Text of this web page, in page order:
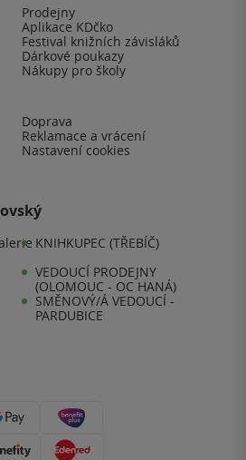
Prodejny
Aplikace KDčko
Festival knižních závisláků
Dárkové poukazy
Nákupy pro školy
Doprava
Reklamace a vrácení
Nastavení cookies
KNIHKUPEC (TŘEBÍČ)
VEDOUCÍ PRODEJNY
(OLOMOUC - OC HANÁ)
SMĚNOVÝ/Á VEDOUCÍ -
PARDUBICE